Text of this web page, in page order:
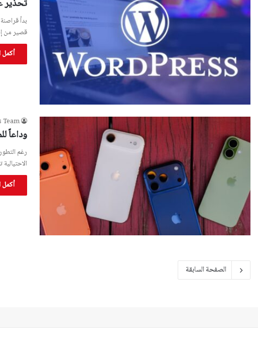
تحذير
قصير من
أكمل
Team
وداعاً
رغم
أكمل
الصفحة السابقة